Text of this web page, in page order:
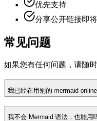
优先支持
分享公开链接即
常见问题
如果您有任何问题，请随
我已经在用别的 mermaid
我不会 Mermaid 语法，也能用